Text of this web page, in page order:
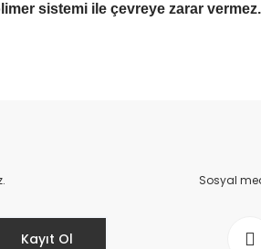
sistemi ile çevreye zarar
Kayıt Ol
Sosyal